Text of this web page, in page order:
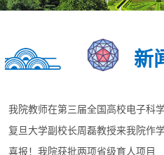
新
喜报！我院获批两项省级育人项目